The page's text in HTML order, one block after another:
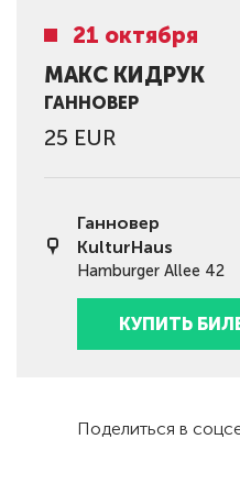
21 октября
МАКС КИДРУК
ГАННОВЕР
25 EUR
Ганновер
KulturHaus
Hamburger Allee 42
КУПИТЬ
Поделиться в